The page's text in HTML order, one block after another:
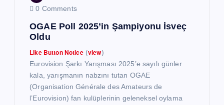
0 Comments
OGAE Poll 2025’in Şampiyonu İsveç
Oldu
Like Button Notice(view)
Eurovision Şarkı Yarışması 2025’e sayılı günler
kala, yarışmanın nabzını tutan OGAE
(Organisation Générale des Amateurs de
l’Eurovision) fan kulüplerinin geleneksel oylama